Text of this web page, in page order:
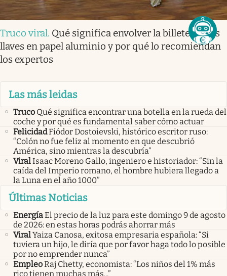
Truco viral. Qué significa envolver la billetera y las
llaves en papel aluminio y por qué lo recomiendan
los expertos
Las más leidas
Truco Qué significa encontrar una botella en la rueda del
coche y por qué es fundamental saber cómo actuar
FelicidadFiódor Dostoievski, histórico escritor ruso:
“Colón no fue feliz al momento en que descubrió
América, sino mientras la descubría”
ViralIsaac Moreno Gallo, ingeniero e historiador: “Sin la
caída del Imperio romano, el hombre hubiera llegado a
la Luna en el año 1000”
Últimas Noticias
EnergíaEl precio de la luz para este domingo 9 de agosto
de 2026: en estas horas podrás ahorrar más
ViralYaiza Canosa, exitosa empresaria española: “Si
tuviera un hijo, le diría que por favor haga todo lo posible
por no emprender nunca”
EmpleoRaj Chetty, economista: “Los niños del 1% más
rico tienen muchas más...”